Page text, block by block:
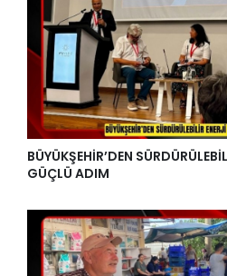
BÜYÜKŞEHİR’DEN
GÜÇLÜ ADIM